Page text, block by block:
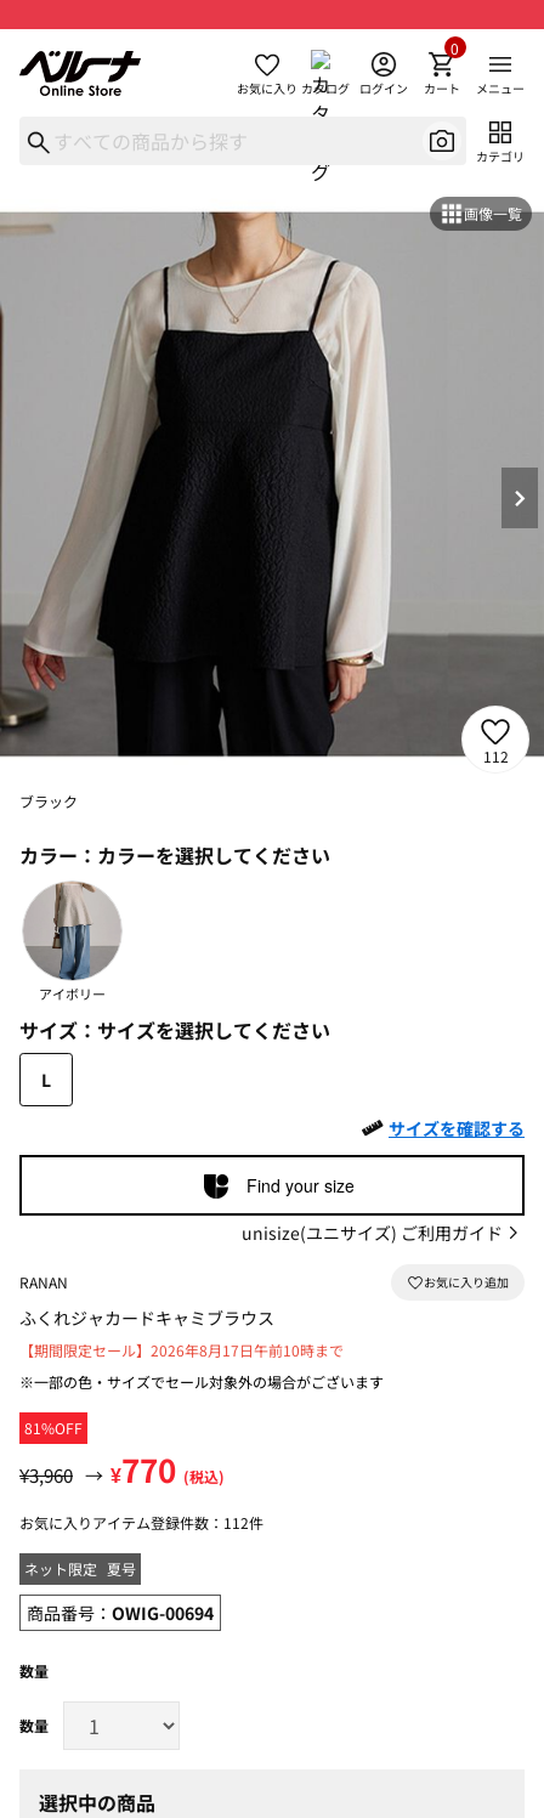
お気に入り カタログ ログイン カート
0
メニュー
カテゴリ
画像一覧
112
ブラック
カラー： カラーを選択してください
アイボリー
サイズ： サイズを選択してください
L
サイズを確認する
Find your size
unisize(ユニサイズ) ご利用ガイド
RANAN
ふくれジャカードキャミブラウス
81%OFF
【期間限定セール】2026年8月17日午前10時まで
※一部の色・サイズでセール対象外の場合がございます
¥3,960 → ¥770 (税込)
お気に入りアイテム登録件数： 112件
ネット限定 夏号
商品番号： OWIG-00694
数量
選択中の商品